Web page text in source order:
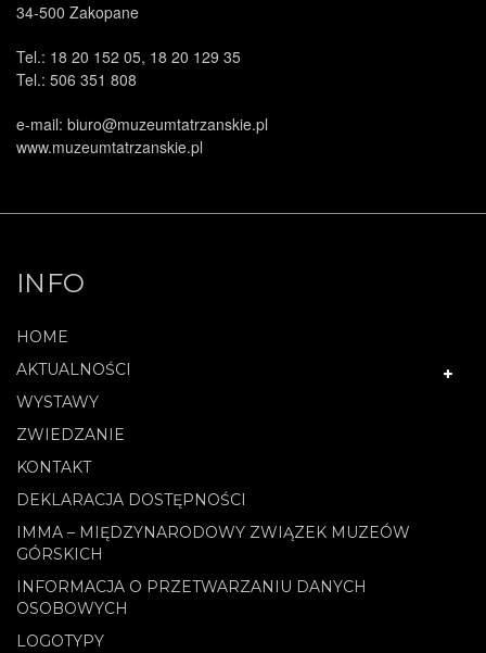
34-500 Zakopane
Tel.: 18 20 152 05, 18 20 129 35
Tel.: 506 351 808
e-mail: biuro@muzeumtatrzanskie.pl
www.muzeumtatrzanskie.pl
INFO
HOME
AKTUALNOŚCI
WYSTAWY
ZWIEDZANIE
KONTAKT
DEKLARACJA DOSTĘPNOŚCI
IMMA – MIĘDZYNARODOWY ZWIĄZEK MUZEÓW
GÓRSKICH
INFORMACJA O PRZETWARZANIU DANYCH
OSOBOWYCH
LOGOTYPY